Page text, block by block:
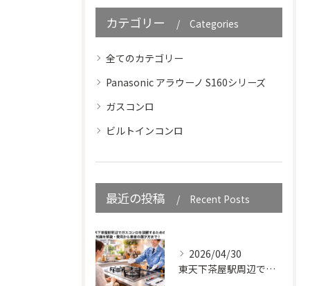
カテゴリー Categories
全てのカテゴリー
Panasonic アラウーノ S160シリーズ
ガスコンロ
ビルトインコンロ
最近の投稿 Recent Posts
2026/04/30
東天下茶屋駅周辺でガスコンロを設置するための知識を解説・費用から業者の選び方まで！